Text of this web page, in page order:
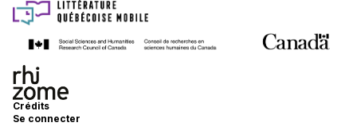
Crédits
Se connecter